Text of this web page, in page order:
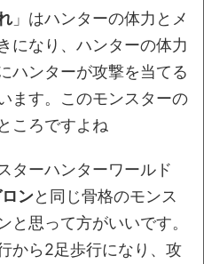
」はハンターの体力とメ
になり、ハンターの体力
ハンターが攻撃を当てる
ます。このモンスターの
ころですよね
ターハンターワールド
ンと同じ骨格のモンス
と思って方がいいです。
から2足歩行になり、攻